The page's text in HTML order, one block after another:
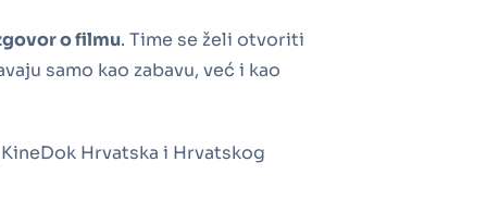
o filmu. Time se želi otvoriti
samo kao zabavu, već i kao
Hrvatska i Hrvatskog